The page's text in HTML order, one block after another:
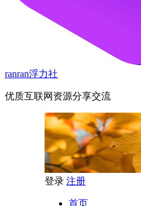
ranran浮力社
优质互联网资源分享交流
登录 注册
首页